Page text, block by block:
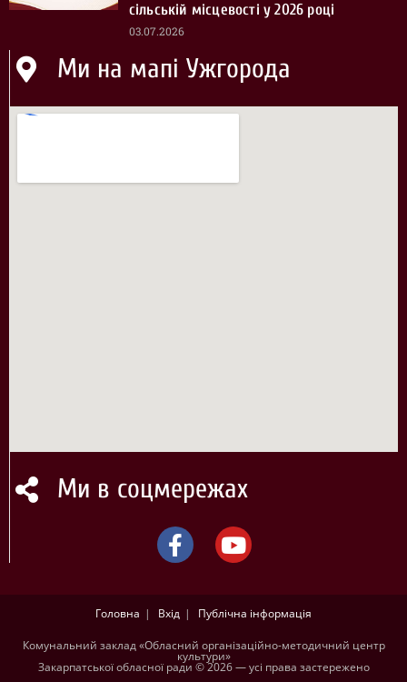
сільській місцевості у 2026 році
03.07.2026
Ми на мапі Ужгорода
Ми в соцмережах
Головна Вхід Публічна інформація
Комунальний заклад «Обласний організаційно-методичний центр
культури»
Закарпатської обласної ради © 2026 — усі права застережено